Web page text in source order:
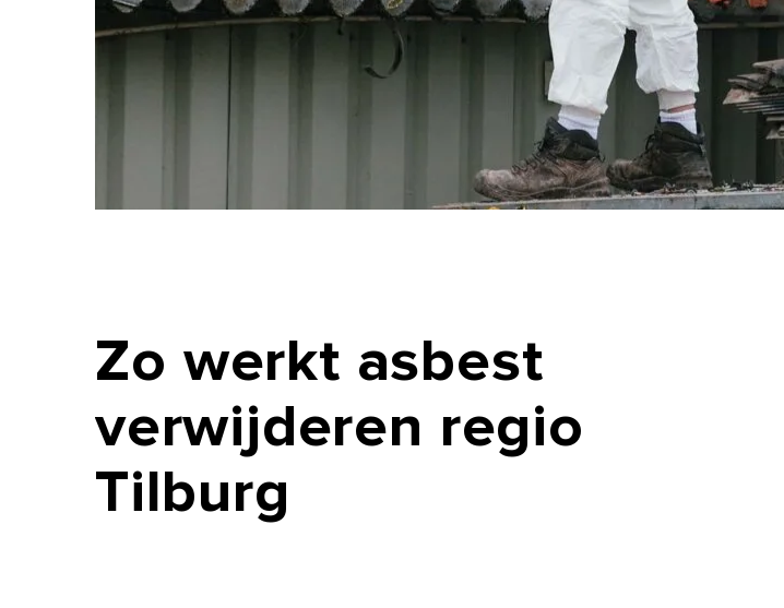
Zo werkt asbest
verwijderen regio
Tilburg